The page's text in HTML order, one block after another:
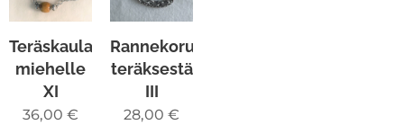
Teräskaulakoru
miehelle
XI
36,00 €
Rannekoru
teräksestä
III
28,00 €